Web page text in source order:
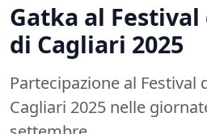
Gatka al
di Cagliari 2025
Partecipazione al Festival
Cagliari 2025 nelle